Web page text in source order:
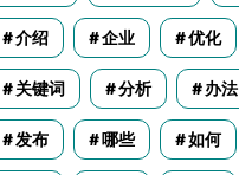
介绍 企业 优化
关键词 分析 办法
发布 哪些 如何